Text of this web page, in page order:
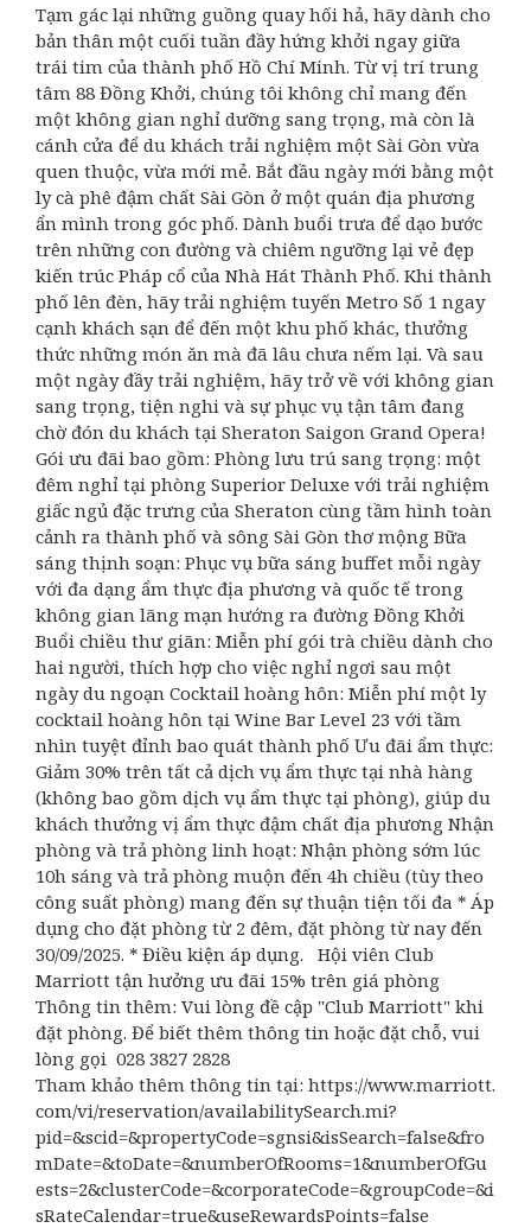
Tạm gác lại những guồng quay hối hả, hãy dành cho
bản thân một cuối tuần đầy hứng khởi ngay giữa
trái tim của thành phố Hồ Chí Minh. Từ vị trí trung
tâm 88 Đồng Khởi, chúng tôi không chỉ mang đến
một không gian nghỉ dưỡng sang trọng, mà còn là
cánh cửa để du khách trải nghiệm một Sài Gòn vừa
quen thuộc, vừa mới mẻ. Bắt đầu ngày mới bằng một
ly cà phê đậm chất Sài Gòn ở một quán địa phương
ẩn mình trong góc phố. Dành buổi trưa để dạo bước
trên những con đường và chiêm ngưỡng lại vẻ đẹp
kiến trúc Pháp cổ của Nhà Hát Thành Phố. Khi thành
phố lên đèn, hãy trải nghiệm tuyến Metro Số 1 ngay
cạnh khách sạn để đến một khu phố khác, thưởng
thức những món ăn mà đã lâu chưa nếm lại. Và sau
một ngày đầy trải nghiệm, hãy trở về với không gian
sang trọng, tiện nghi và sự phục vụ tận tâm đang
chờ đón du khách tại Sheraton Saigon Grand Opera!
Gói ưu đãi bao gồm: Phòng lưu trú sang trọng: một
đêm nghỉ tại phòng Superior Deluxe với trải nghiệm
giấc ngủ đặc trưng của Sheraton cùng tầm hình toàn
cảnh ra thành phố và sông Sài Gòn thơ mộng Bữa
sáng thịnh soạn: Phục vụ bữa sáng buffet mỗi ngày
với đa dạng ẩm thực địa phương và quốc tế trong
không gian lãng mạn hướng ra đường Đồng Khởi
Buổi chiều thư giãn: Miễn phí gói trà chiều dành cho
hai người, thích hợp cho việc nghỉ ngơi sau một
ngày du ngoạn Cocktail hoàng hôn: Miễn phí một ly
cocktail hoàng hôn tại Wine Bar Level 23 với tầm
nhìn tuyệt đỉnh bao quát thành phố Ưu đãi ẩm thực:
Giảm 30% trên tất cả dịch vụ ẩm thực tại nhà hàng
(không bao gồm dịch vụ ẩm thực tại phòng), giúp du
khách thưởng vị ẩm thực đậm chất địa phương Nhận
phòng và trả phòng linh hoạt: Nhận phòng sớm lúc
10h sáng và trả phòng muộn đến 4h chiều (tùy theo
công suất phòng) mang đến sự thuận tiện tối đa * Áp
dụng cho đặt phòng từ 2 đêm, đặt phòng từ nay đến
30/09/2025. * Điều kiện áp dụng. Hội viên Club
Marriott tận hưởng ưu đãi 15% trên giá phòng
Thông tin thêm: Vui lòng đề cập "Club Marriott" khi
đặt phòng. Để biết thêm thông tin hoặc đặt chỗ, vui
lòng gọi 028 3827 2828
Tham khảo thêm thông tin tại: https://www.marriott.
com/vi/reservation/availabilitySearch.mi?
pid=&scid=&propertyCode=sgnsi&isSearch=false&fro
mDate=&toDate=&numberOfRooms=1&numberOfGu
ests=2&clusterCode=&corporateCode=&groupCode=&i
sRateCalendar=true&useRewardsPoints=false